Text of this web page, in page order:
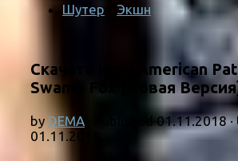
Шутер Экшн
Скачать игру American
Swamp Fox [Новая
by DEMA 01.11.2018·
01.11.2018